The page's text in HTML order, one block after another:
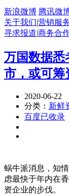
新浪微博 腾讯微
关于我们|营销服
寻求报道|商务合
万国数据悉
市，或可筹
2020-06-22
分类： 新鲜
百度已收录
蜗牛派消息，知
虑最快于年内在
资企业的步伐。